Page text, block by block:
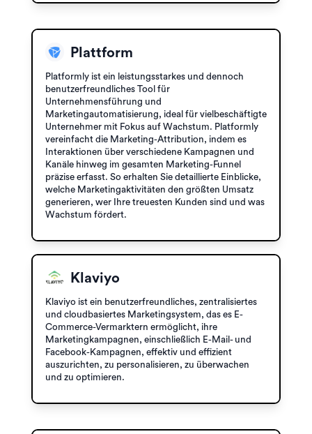
Plattform
Platformly ist ein leistungsstarkes und dennoch
benutzerfreundliches Tool für
Unternehmensführung und
Marketingautomatisierung, ideal für vielbeschäftigte
Unternehmer mit Fokus auf Wachstum. Platformly
vereinfacht die Marketing-Attribution, indem es
Interaktionen über verschiedene Kampagnen und
Kanäle hinweg im gesamten Marketing-Funnel
präzise erfasst. So erhalten Sie detaillierte Einblicke,
welche Marketingaktivitäten den größten Umsatz
generieren, wer Ihre treuesten Kunden sind und was
Wachstum fördert.
Klaviyo
Klaviyo ist ein benutzerfreundliches, zentralisiertes
und cloudbasiertes Marketingsystem, das es E-
Commerce-Vermarktern ermöglicht, ihre
Marketingkampagnen, einschließlich E-Mail- und
Facebook-Kampagnen, effektiv und effizient
auszurichten, zu personalisieren, zu überwachen
und zu optimieren.